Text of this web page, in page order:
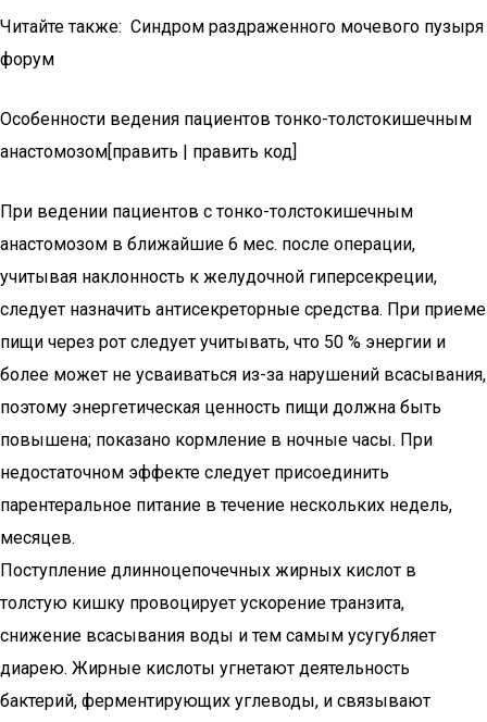
Читайте также: Синдром раздраженного мочевого пузыря
форум
Особенности ведения пациентов тонко-толстокишечным
анастомозом[править | править код]
При ведении пациентов с тонко-толстокишечным
анастомозом в ближайшие 6 мес. после операции,
учитывая наклонность к желудочной гиперсекреции,
следует назначить антисекреторные средства. При приеме
пищи через рот следует учитывать, что 50 % энергии и
более может не усваиваться из-за нарушений всасывания,
поэтому энергетическая ценность пищи должна быть
повышена; показано кормление в ночные часы. При
недостаточном эффекте следует присоединить
парентеральное питание в течение нескольких недель,
месяцев.
Поступление длинноцепочечных жирных кислот в
толстую кишку провоцирует ускорение транзита,
снижение всасывания воды и тем самым усугубляет
диарею. Жирные кислоты угнетают деятельность
бактерий, ферментирующих углеводы, и связывают